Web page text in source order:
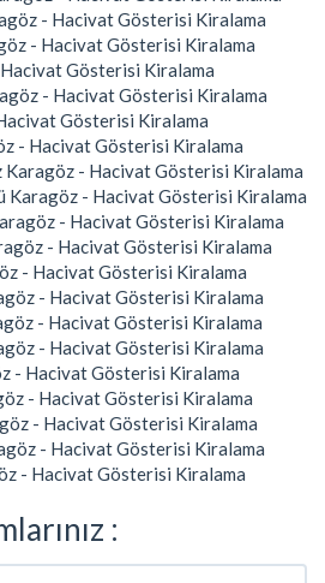
- Hacivat Gösterisi Kiralama
- Hacivat Gösterisi Kiralama
Gösterisi Kiralama
- Hacivat Gösterisi Kiralama
Gösterisi Kiralama
- Hacivat Gösterisi Kiralama
Karagöz - Hacivat Gösterisi Kiralama
Karagöz - Hacivat Gösterisi Kiralama
- Hacivat Gösterisi Kiralama
- Hacivat Gösterisi Kiralama
- Hacivat Gösterisi Kiralama
- Hacivat Gösterisi Kiralama
- Hacivat Gösterisi Kiralama
- Hacivat Gösterisi Kiralama
- Hacivat Gösterisi Kiralama
- Hacivat Gösterisi Kiralama
- Hacivat Gösterisi Kiralama
- Hacivat Gösterisi Kiralama
- Hacivat Gösterisi Kiralama
: